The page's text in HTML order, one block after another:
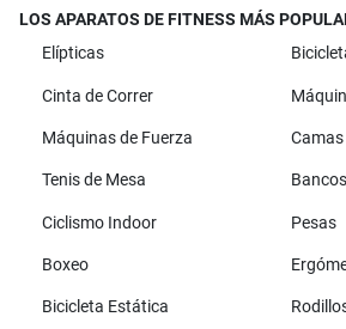
LOS APARATOS DE FITNESS MÁS
Elípticas
Cinta de Correr
Máquinas de Fuerza
Tenis de Mesa
Ciclismo Indoor Pesas
Boxeo
Bicicleta Estática